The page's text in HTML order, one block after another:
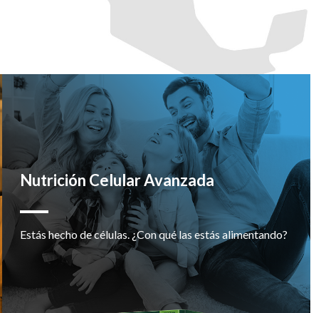
Nutrición Celular Avanzada
Estás hecho de células. ¿Con qué las estás alimentando?